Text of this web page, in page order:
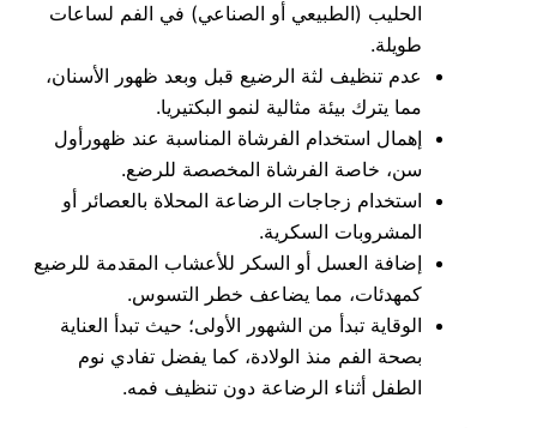
الحليب (الطبيعي أو الصناعي) في الفم لساعات
طويلة.
عدم تنظيف لثة الرضيع قبل وبعد ظهور الأسنان،
مما يترك بيئة مثالية لنمو البكتيريا.
إهمال استخدام الفرشاة المناسبة عند ظهورأول
سن، خاصة الفرشاة المخصصة للرضع.
استخدام زجاجات الرضاعة المحلاة بالعصائر أو
المشروبات السكرية.
إضافة العسل أو السكر للأعشاب المقدمة للرضيع
كمهدئات، مما يضاعف خطر التسوس.
الوقاية تبدأ من الشهور الأولى؛ حيث تبدأ العناية
بصحة الفم منذ الولادة، كما يفضل تفادي نوم
الطفل أثناء الرضاعة دون تنظيف فمه.